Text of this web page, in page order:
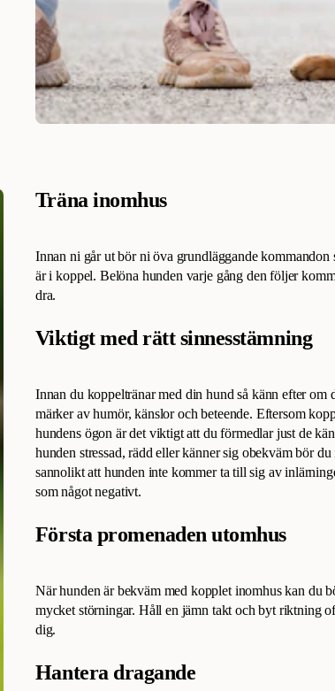
Träna inomhus
Innan ni går ut bör ni öva grundläggande
är i koppel. Belöna hunden varje gång den följer
dra.
Viktigt med rätt sinnesstämning
Innan du koppeltränar med din hund så känn efter om
märker av humör, känslor och beteende. Eftersom
hundens ögon är det viktigt att du förmedlar just de
hunden stressad, rädd eller känner sig obekväm bör
sannolikt att hunden inte kommer ta till sig av
som något negativt.
Första promenaden utomhus
När hunden är bekväm med kopplet inomhus kan du
mycket störningar. Håll en jämn takt och byt riktning
dig.
Hantera dragande